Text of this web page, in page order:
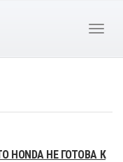
HONDA НЕ ГОТОВА К